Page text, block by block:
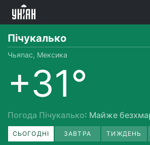
Пічукалько
Чьяпас, Мексика
+31°
Погода Пічукалько: Майже
СЬОГОДНІ ЗАВТРА ТИЖДЕНЬ